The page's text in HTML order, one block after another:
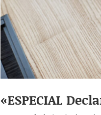
«ESPECIAL